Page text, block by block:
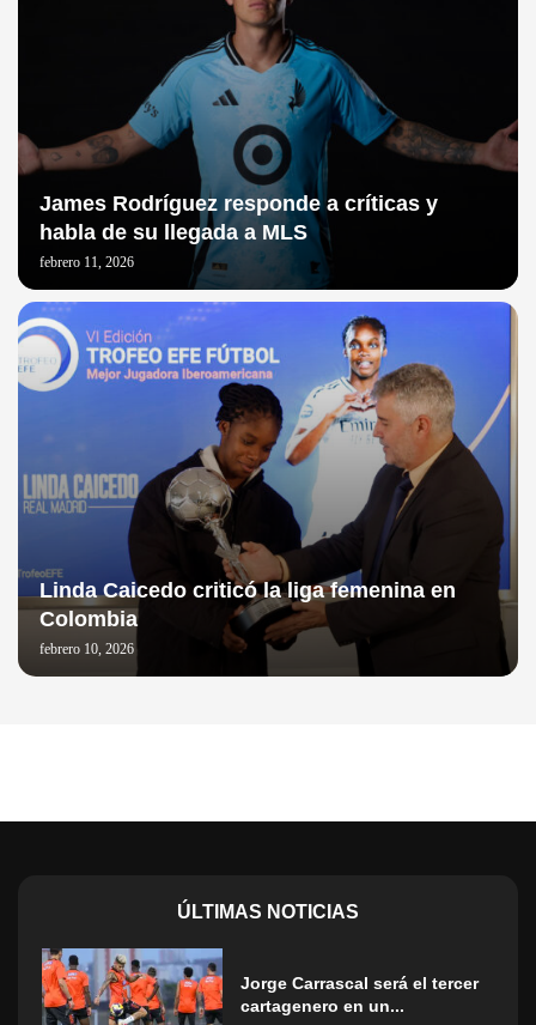
James Rodríguez responde a críticas y
habla de su llegada a MLS
febrero 11, 2026
Linda Caicedo criticó la liga femenina en
Colombia
febrero 10, 2026
ÚLTIMAS NOTICIAS
Jorge Carrascal será el tercer
cartagenero en un...